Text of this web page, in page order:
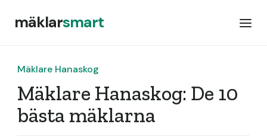
mäklarsmart
Mäklare Hanaskog
Mäklare Hanaskog: De 10
bästa mäklarna